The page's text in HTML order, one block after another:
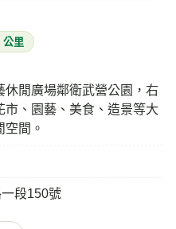
公里
閒廣場鄰衛武營公園，右
、園藝、美食、造景等大
間。
段150號